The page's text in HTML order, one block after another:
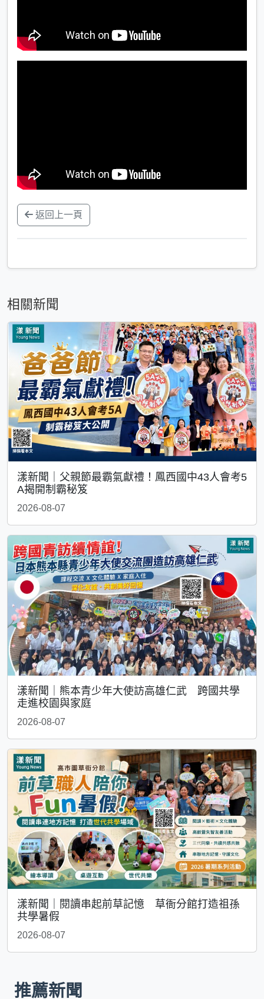
返回上一頁
相關新聞
漾新聞｜父親節最霸氣獻禮！鳳西國中43人會考5
A揭開制霸秘笈
2026-08-07
漾新聞｜熊本青少年大使訪高雄仁武 跨國共學
走進校園與家庭
2026-08-07
漾新聞｜閱讀串起前草記憶 草衙分館打造祖孫
共學暑假
2026-08-07
推薦新聞